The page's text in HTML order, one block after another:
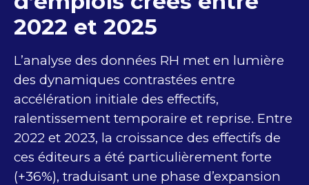
2022 et 2025
L’analyse des données RH met en lumière
des dynamiques contrastées entre
accélération initiale des effectifs,
ralentissement temporaire et reprise. Entre
2022 et 2023, la croissance des effectifs de
ces éditeurs a été particulièrement forte
(+36%), traduisant une phase d’expansion